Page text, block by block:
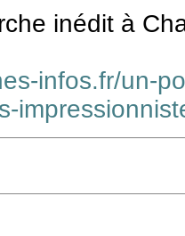
inédit à
infos.fr/un-